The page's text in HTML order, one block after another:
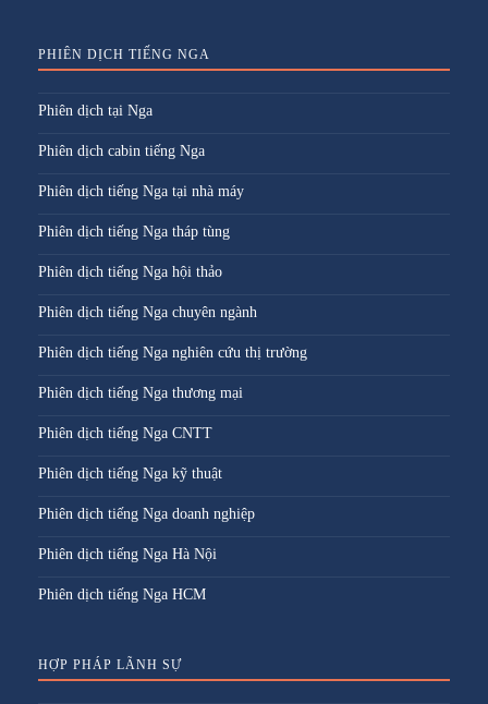
PHIÊN DỊCH TIẾNG NGA
Phiên dịch tại Nga
Phiên dịch cabin tiếng Nga
Phiên dịch tiếng Nga tại nhà máy
Phiên dịch tiếng Nga tháp tùng
Phiên dịch tiếng Nga hội thảo
Phiên dịch tiếng Nga chuyên ngành
Phiên dịch tiếng Nga nghiên cứu thị trường
Phiên dịch tiếng Nga thương mại
Phiên dịch tiếng Nga CNTT
Phiên dịch tiếng Nga kỹ thuật
Phiên dịch tiếng Nga doanh nghiệp
Phiên dịch tiếng Nga Hà Nội
Phiên dịch tiếng Nga HCM
HỢP PHÁP LÃNH SỰ